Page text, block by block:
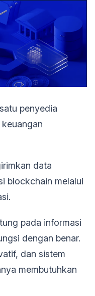
penyedia
data
blockchain melalui
pada informasi
dengan benar.
dan sistem
membutuhkan